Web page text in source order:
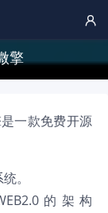

擎
一款免费开源
。
的架构